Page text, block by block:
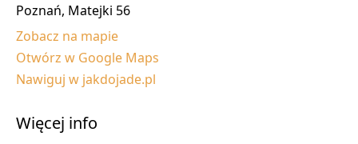
Poznań, Matejki 56
Zobacz na mapie
Otwórz w Google Maps
Nawiguj w jakdojade.pl
Więcej info